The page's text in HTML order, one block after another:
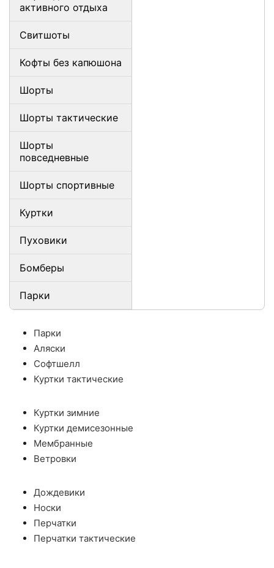
активного отдыха
Свитшоты
Кофты без капюшона
Шорты
Шорты тактические
Шорты
повседневные
Шорты спортивные
Куртки
Пуховики
Бомберы
Парки
Парки
Аляски
Софтшелл
Куртки тактические
Куртки зимние
Куртки демисезонные
Мембранные
Ветровки
Дождевики
Носки
Перчатки
Перчатки тактические